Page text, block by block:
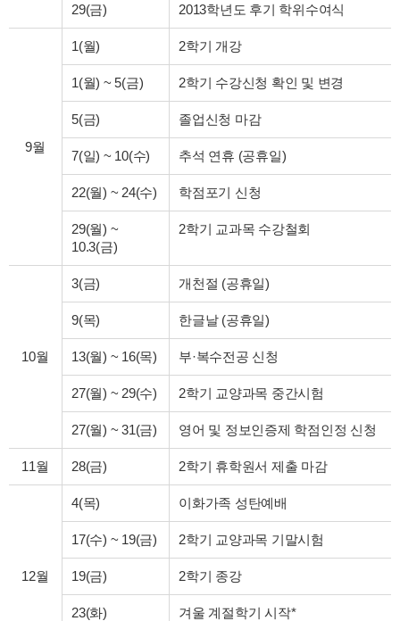
29(금) 2013학년도 후기 학위수여식
9월
1(월) 2학기 개강
1(월) ~ 5(금) 2학기 수강신청 확인 및 변경
5(금) 졸업신청 마감
7(일) ~ 10(수) 추석 연휴 (공휴일)
22(월) ~ 24(수) 학점포기 신청
29(월) ~
10.3(금)
2학기 교과목 수강철회
10월
3(금) 개천절 (공휴일)
9(목) 한글날 (공휴일)
13(월) ~ 16(목) 부·복수전공 신청
27(월) ~ 29(수) 2학기 교양과목 중간시험
27(월) ~ 31(금) 영어 및 정보인증제 학점인정 신청
11월 28(금) 2학기 휴학원서 제출 마감
12월
4(목) 이화가족 성탄예배
17(수) ~ 19(금) 2학기 교양과목 기말시험
19(금) 2학기 종강
23(화) 겨울 계절학기 시작*